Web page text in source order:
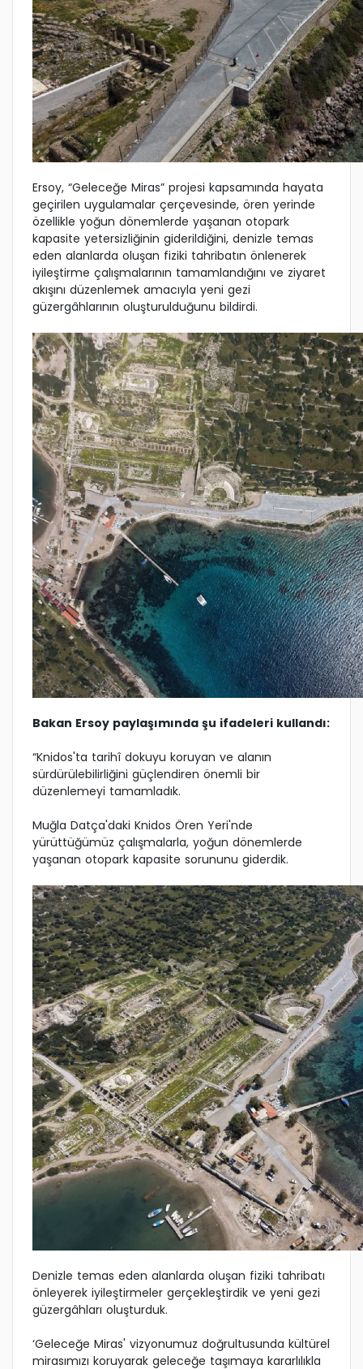
Ersoy, “Geleceğe Miras” projesi kapsamında hayata
geçirilen uygulamalar çerçevesinde, ören yerinde
özellikle yoğun dönemlerde yaşanan otopark
kapasite yetersizliğinin giderildiğini, denizle temas
eden alanlarda oluşan fiziki tahribatın önlenerek
iyileştirme çalışmalarının tamamlandığını ve ziyaret
akışını düzenlemek amacıyla yeni gezi
güzergâhlarının oluşturulduğunu bildirdi.
Bakan Ersoy paylaşımında şu ifadeleri kullandı:
“Knidos'ta tarihî dokuyu koruyan ve alanın
sürdürülebilirliğini güçlendiren önemli bir
düzenlemeyi tamamladık.
Muğla Datça'daki Knidos Ören Yeri'nde
yürüttüğümüz çalışmalarla, yoğun dönemlerde
yaşanan otopark kapasite sorununu giderdik.
Denizle temas eden alanlarda oluşan fiziki tahribatı
önleyerek iyileştirmeler gerçekleştirdik ve yeni gezi
güzergâhları oluşturduk.
‘Geleceğe Miras' vizyonumuz doğrultusunda kültürel
mirasımızı koruyarak geleceğe taşımaya kararlılıkla